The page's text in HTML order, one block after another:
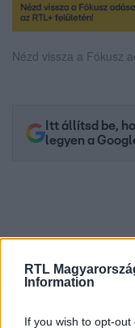
RTL
Information
If you wish to opt-
Nézd vissza a Fókusz
Itt állítsd be,
legyen a